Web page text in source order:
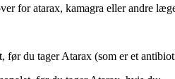
for atarax, kamagra eller andre
før du tager Atarax (som er et